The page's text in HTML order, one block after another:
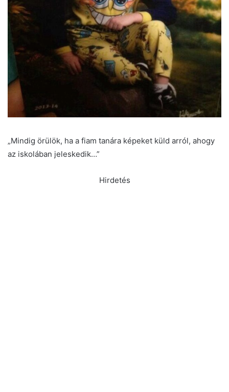
„Mindig örülök, ha a fiam tanára képeket küld arról, ahogy
az iskolában jeleskedik…”
Hirdetés